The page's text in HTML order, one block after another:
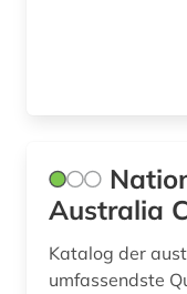
hawaii (1)
Australia
Katalog der
umfassendste